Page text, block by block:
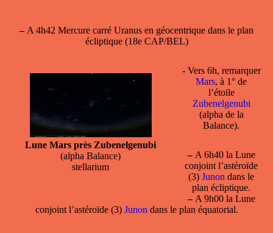
–A 4h42 Mercure carré Uranus en géocentrique dans le plan
écliptique (18e CAP/BEL)
Lune Mars près Zubenelgenubi
(alpha Balance)
stellarium
- Vers 6h, remarquer
Mars, à 1° de
l’étoile
Zubenelgenubi
(alpha de la
Balance).
–A 6h40 la Lune
conjoint l’astéroïde
(3) Junon dans le
plan écliptique.
–A 9h00 la Lune
conjoint l’astéroïde (3) Junon dans le plan équatorial.